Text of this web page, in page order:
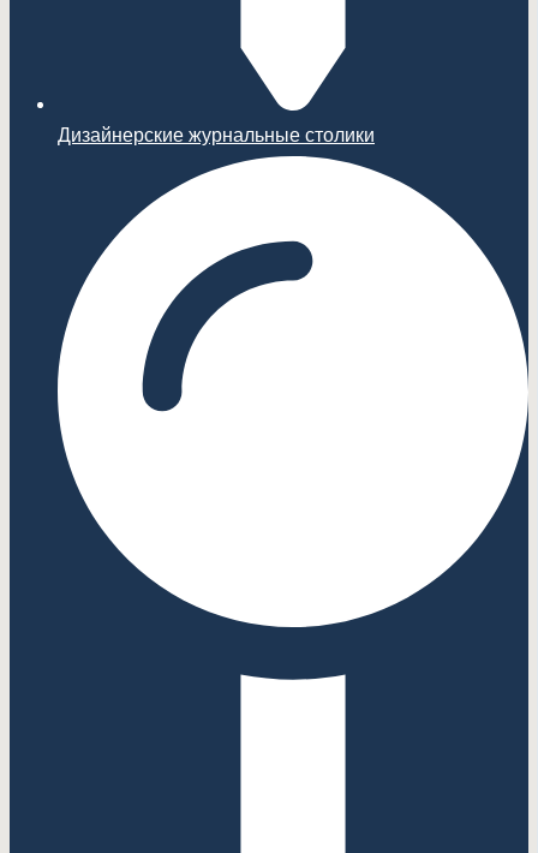
Дизайнерские журнальные столики